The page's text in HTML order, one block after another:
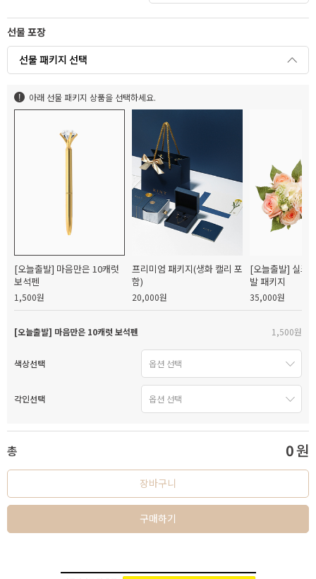
선물 포장
선물 패키지 선택
아래 선물 패키지 상품을 선택하세요.
[오늘출발] 마음만은 10캐럿
보석펜
1,500원
프리미엄 패키지(생화 캘리 포
함)
20,000원
[오늘출발] 실크
발 패키지
35,000원
[오늘출발] 마음만은 10캐럿 보석펜 1,500원
색상선택
각인선택
총 0원
장바구니
구매하기